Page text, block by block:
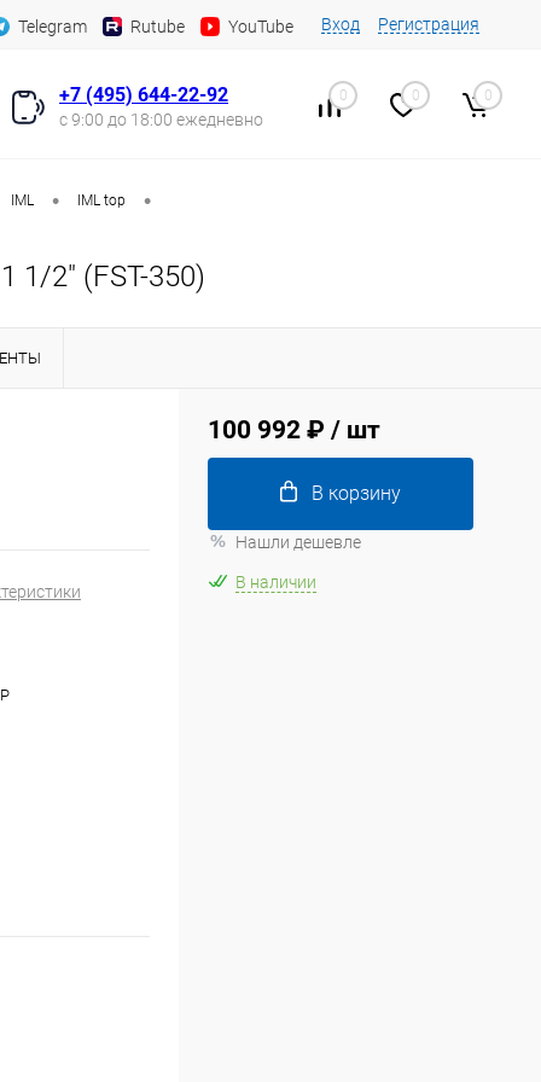
Telegram Rutube YouTube Вход Регистрация
+7 (495) 644-22-92
с 9:00 до 18:00 ежедневно
0 0 0
IML • IML top •
1/2" (FST-350)
100 992 ₽ / шт
В корзину
Нашли дешевле
В наличии